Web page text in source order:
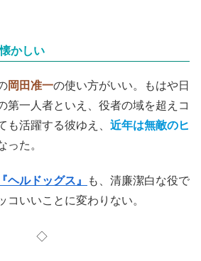
かしい
岡田准一の使い方がいい。もはや日
第一人者といえ、役者の域を超えコ
も活躍する彼ゆえ、 近年は無敵のヒ
った。
『ヘルドッグス』
も、清廉潔白な役で
コいいことに変わりない。
◇